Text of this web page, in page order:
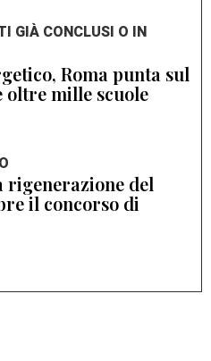
GIÀ CONCLUSI O IN
Roma punta sul
mille scuole
rigenerazione del
il concorso di